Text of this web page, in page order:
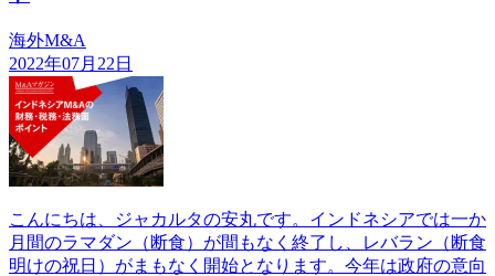
海外M&A
2022年07月22日
こんにちは、ジャカルタの安丸です。インドネシアでは一か
月間のラマダン（断食）が間もなく終了し、レバラン（断食
明けの祝日）がまもなく開始となります。今年は政府の意向